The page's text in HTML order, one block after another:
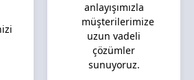
anlayışımızla
müşterilerimize
uzun vadeli
çözümler
sunuyoruz.